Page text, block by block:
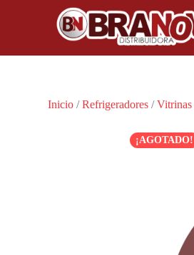
Inicio /Refrigeradores /Vitrinas
¡AGOTADO!